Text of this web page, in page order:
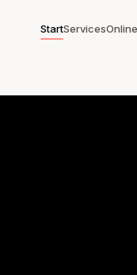
StartServices